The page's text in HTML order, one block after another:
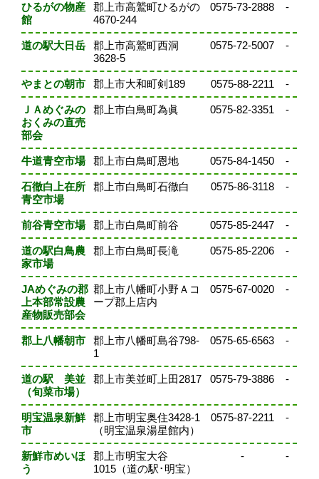
ひるがの物産
館
郡上市高鷲町ひるがの
4670-244
0575-73-2888 -
道の駅大日岳
郡上市高鷲町西洞
3628-5
0575-72-5007 -
やまとの朝市 郡上市大和町剣189 0575-88-2211 -
ＪＡめぐみの
おくみの直売
部会
郡上市白鳥町為眞 0575-82-3351 -
牛道青空市場 郡上市白鳥町恩地 0575-84-1450 -
石徹白上在所
青空市場
郡上市白鳥町石徹白 0575-86-3118 -
前谷青空市場 郡上市白鳥町前谷 0575-85-2447 -
道の駅白鳥農
家市場
郡上市白鳥町長滝 0575-85-2206 -
JAめぐみの郡
上本部常設農
産物販売部会
郡上市八幡町小野Ａコ
ープ郡上店内
0575-67-0020 -
郡上八幡朝市
郡上市八幡町島谷798-
1
0575-65-6563 -
道の駅 美並
（旬菜市場）
郡上市美並町上田2817 0575-79-3886 -
明宝温泉新鮮
市
郡上市明宝奥住3428-1
（明宝温泉湯星館内）
0575-87-2211 -
新鮮市めいほ
う
郡上市明宝大谷
1015（道の駅･明宝）
- -